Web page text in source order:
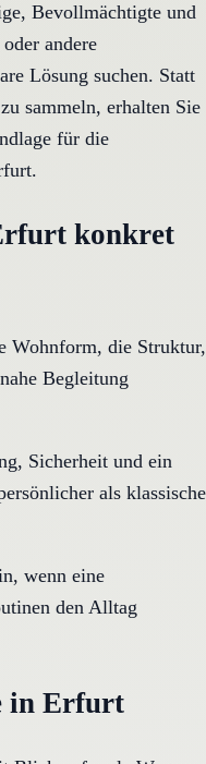
Bevollmächtigte und
andere
Lösung suchen. Statt
sammeln, erhalten Sie
für die
konkret
Wohnform, die Struktur,
Begleitung
Sicherheit und ein
als klassische
wenn eine
den Alltag
in Erfurt